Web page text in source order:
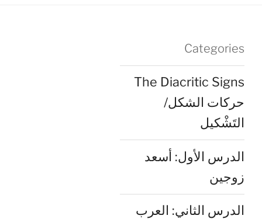
Categories
The Diacritic Signs
حركات الشكل/
التَشْكيل
الدرس الأول: أسعد
زوجين
الدرس الثاني: العرب